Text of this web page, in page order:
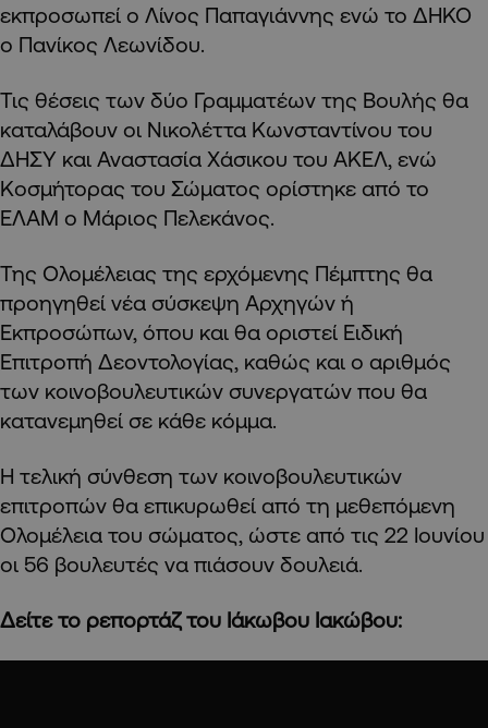
εκπροσωπεί ο Λίνος Παπαγιάννης ενώ το ΔΗΚΟ
ο Πανίκος Λεωνίδου.
Τις θέσεις των δύο Γραμματέων της Βουλής θα
καταλάβουν οι Νικολέττα Κωνσταντίνου του
ΔΗΣΥ και Αναστασία Χάσικου του ΑΚΕΛ, ενώ
Κοσμήτορας του Σώματος ορίστηκε από το
ΕΛΑΜ ο Μάριος Πελεκάνος.
Της Ολομέλειας της ερχόμενης Πέμπτης θα
προηγηθεί νέα σύσκεψη Αρχηγών ή
Εκπροσώπων, όπου και θα οριστεί Ειδική
Επιτροπή Δεοντολογίας, καθώς και ο αριθμός
των κοινοβουλευτικών συνεργατών που θα
κατανεμηθεί σε κάθε κόμμα.
Η τελική σύνθεση των κοινοβουλευτικών
επιτροπών θα επικυρωθεί από τη μεθεπόμενη
Ολομέλεια του σώματος, ώστε από τις 22 Ιουνίου
οι 56 βουλευτές να πιάσουν δουλειά.
Δείτε το ρεπορτάζ του Ιάκωβου Ιακώβου: